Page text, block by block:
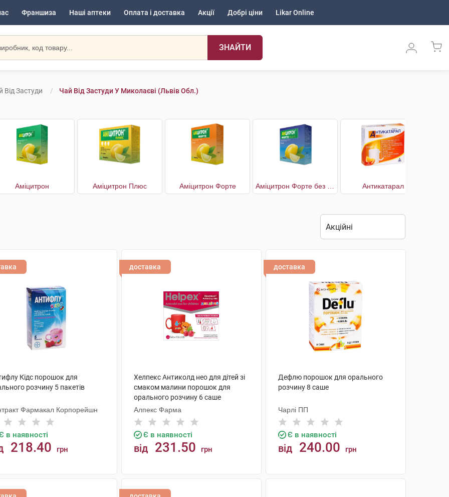
Франшиза Наші аптеки Оплата і доставка Акції Добрі ціни Likar Online
ЗНАЙТИ
Від Застуди Чай Від Застуди У Миколаєві (Львів Обл.)
Аміцитрон Аміцитрон Плюс Аміцитрон Форте Антикатарал
Кідс порошок для
розчину 5 пакетів
Фармакал Корпорейшн
в наявності
218.40 грн
доставка
Хелпекс Антиколд нео для дітей зі
смаком малини порошок для
орального розчину 6 саше
Алпекс Фарма
Є в наявності
від 231.50 грн
доставка
Дефлю порошок для орального
розчину 8 саше
Чарлі ПП
Є в наявності
від 240.00 грн